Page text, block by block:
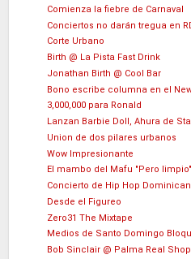
Comienza la fiebre de Carnaval
Conciertos no darán tregua en
Corte Urbano
Birth @ La Pista Fast Drink
Jonathan Birth @ Cool Bar
Bono escribe columna en el
3,000,000 para Ronald
Lanzan Barbie Doll, Ahura de
Union de dos pilares urbanos
Wow Impresionante
El mambo del Mafu "Pero limpio"
Concierto de Hip Hop
Desde el Figureo
Zero31 The Mixtape
Medios de Santo Domingo
Bob Sinclair @ Palma Real